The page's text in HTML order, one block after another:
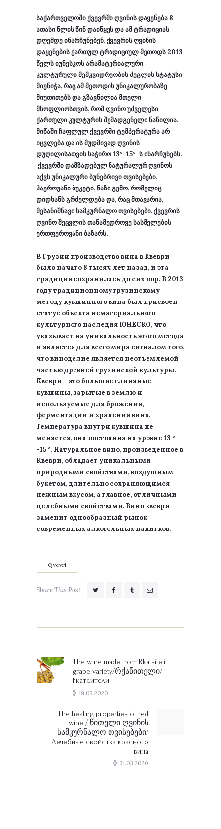
საქართველოში ქვევრში ღვინის დაყენება 8
ათასი წლის წინ დაიწყეს და ამ ტრადიციას
დღემდე ინარჩუნებენ. ქვევრის ღვინის
დაყენების ქართულ ტრადიციულ მეთოდს 2013
წელს იუნესკოს არამატერიალური
კულტურული მემკვიდრეობის ძეგლის სტატუსი
მიენიჭა, რაც ამ მეთოდის უნიკალურობაზე
მიუთითებს და გზავნილია მთელი
მსოფლიოსთვის, რომ ღვინო უძველესი
ქართული კულტურის შემადგენელი ნაწილია.
მიწაში ჩაფლულ ქვევრში ტემპერატურა არ
იცვლება და ის მუდმივად ღვინის
დუღილისათვის საჭირო 13°-15°-ს ინარჩუნებს.
ქვევრში დამზადებულ ნატურალურ ღვინოს
აქვს უნიკალური ბუნებრივი თვისებები,
ჰაეროვანი ბუკეტი, ნაზი გემო, რომელიც
დიდხანს გრძელდება და, რაც მთავარია,
შესანიშნავი სამკურნალო თვისებები. ქვევრის
ღვინო შეცვლის თანამედროვე სასმელების
ერთფეროვანი ბაზარს.
В Грузии производство вина в Квеври
было начато 8 тысяч лет назад, и эта
традиция сохранилась до сих пор. В 2013
году традиционному грузинскому
методу кувшинного вина был присвоен
статус объекта нематериального
культурного наследия ЮНЕСКО, что
указывает на уникальность этого метода
и является для всего мира сигналом того,
что виноделие является неотъемлемой
частью древней грузинской культуры.
Квеври – это большие глиняные
кувшины, зарытые в землю и
используемые для брожения,
ферментации и хранения вина.
Температура внутри кувшина не
меняется, она постоянна на уровне 13 °
-15 °. Натуральное вино, произведенное в
Квеври, обладает уникальными
природными свойствами, воздушным
букетом, длительно сохраняющимся
нежным вкусом, а главное, отличными
целебными свойствами. Вино квеври
заменит однообразный рынок
современных алкогольных напитков.
Qvevri
Share This Post
Previous
post:
The wine made from Rkatsiteli
grape variety/რქაწითელი/
Ркатсители
19.03.2020
Next
post:
The healing properties of red
wine / წითელი ღვინის
სამკურნალო თვისებები/
Лечебные свойства красного
вина
31.03.2020